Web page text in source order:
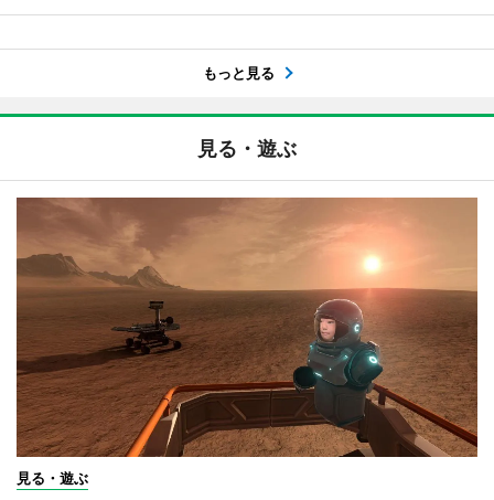
もっと見る
見る・遊ぶ
見る・遊ぶ